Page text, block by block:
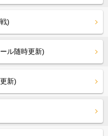
)
ル随時更新)
新)